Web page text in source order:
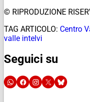
© RIPRODUZIONE
TAG ARTICOLO: Centro
valle intelvi
Seguici su